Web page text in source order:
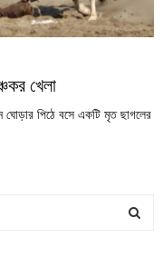
খেলা
পিঠে বসে একটি মৃত ছাগলের